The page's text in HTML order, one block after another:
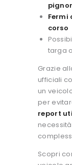
corso
targa
Grazie
ufficiali
un
per
report
Scopri